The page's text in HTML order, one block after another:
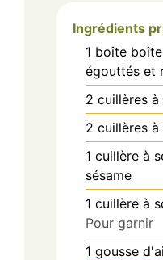
Ingrédients
1 boîte
égouttés et
2 cuillères à
2 cuillères à
1 cuillère à
sésame
1 cuillère à
Pour garnir
1 gousse